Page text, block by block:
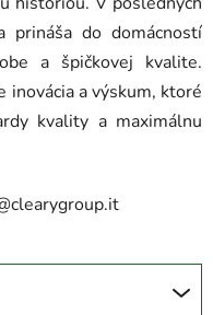
prináša do domácností
a špičkovej kvalite.
a výskum, ktoré
kvality a maximálnu